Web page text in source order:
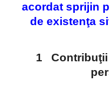
acordat sprijin
de existenţa
1 Contribuţii